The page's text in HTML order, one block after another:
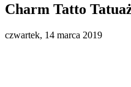
Charm Tatto
czwartek, 14 marca 2019